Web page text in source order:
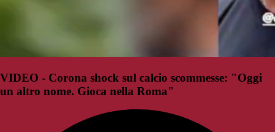
VIDEO - Corona shock sul calcio scommesse: "Oggi
un altro nome. Gioca nella Roma"